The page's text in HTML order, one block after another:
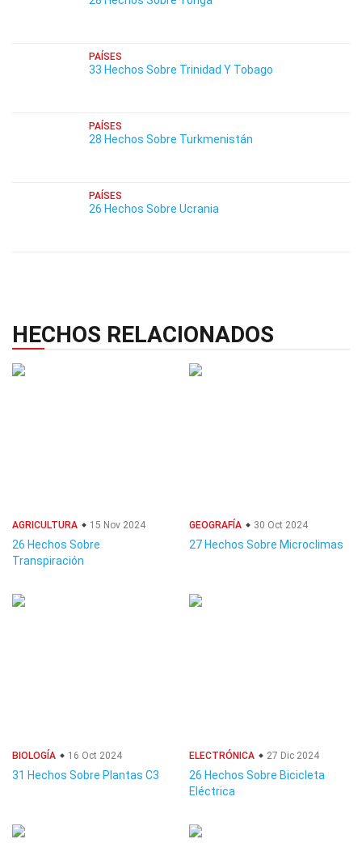
PAÍSES
33 Hechos Sobre Trinidad Y Tobago
PAÍSES
28 Hechos Sobre Turkmenistán
PAÍSES
26 Hechos Sobre Ucrania
HECHOS RELACIONADOS
AGRICULTURA 15 Nov 2024
26 Hechos Sobre
Transpiración
GEOGRAFÍA 30 Oct 2024
27 Hechos Sobre Microclimas
BIOLOGÍA 16 Oct 2024
31 Hechos Sobre Plantas C3
ELECTRÓNICA 27 Dic 2024
26 Hechos Sobre Bicicleta
Eléctrica